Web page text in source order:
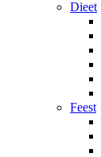
Dieet
Feest